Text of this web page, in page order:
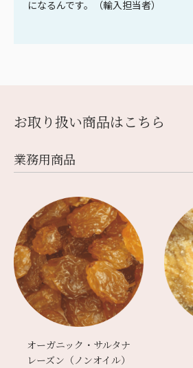
になるんです。（輸入担当者）
お取り扱い商品はこちら
業務⽤商品
オーガニック・サルタナ
レーズン（ノンオイル）